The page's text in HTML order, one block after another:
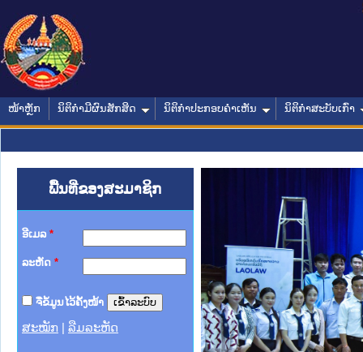
ໜ້າຫຼັກ ນິຕິກໍາມີຜົນສັກສິດ ນິຕິກໍາປະກອບຄໍາເຫັນ ນິຕິກໍາສະບັບເກົ່າ
ພື້ນທີ່ຂອງສະມາຊິກ
ອີເມລ *
ລະຫັດ *
ຈື່ຂໍ້ມູນໄວ້ຄັ້ງໜ້າ
ສະໝັກ ລືມລະຫັດ